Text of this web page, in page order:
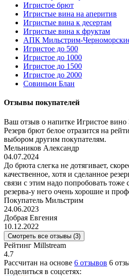
Игристое брют
Игристые вина на аперитив
Игристые вина к десертам
Игристые вина к фруктам
АПК Мильстрим-
Игристое до 500
Игристое до 1000
Игристое до 1500
Игристое до 2000
Совиньон Блан
Отзывы покупателей
Ваш отзыв о напитке Игристое вино
Резерв брют белое отразится на
выбором другим покупателям.
Мельников Александр
04.07.2024
До брюта слегка не дотягивает,
качественное, хотя и сделанное
связи с этим надо попробовать
резерва-у него очень хорошие и
Покупатель Мильстрим
24.06.2023
Добрая Евгения
10.12.2022
Смотреть все отзывы (3)
Рейтинг Millstream
4.7
Рассчитан на основе 6 отзывов 6
Поделиться в соцсетях: